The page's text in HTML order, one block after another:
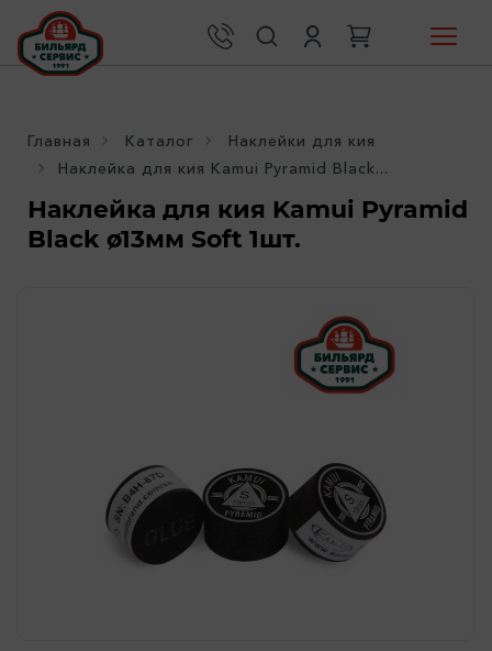
Главная Каталог
Наклейки для кия
Наклейка для кия Kamui Pyramid Black...
Наклейка для кия Kamui Pyramid
Black ø13мм Soft 1шт.